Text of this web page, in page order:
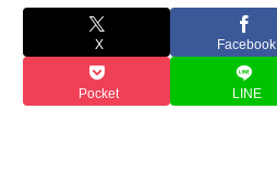
X Facebook
Pocket LINE